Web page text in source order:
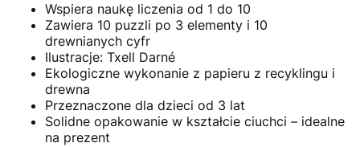
Wspiera naukę liczenia od 1 do 10
Zawiera 10 puzzli po 3 elementy i 10
drewnianych cyfr
Ilustracje: Txell Darné
Ekologiczne wykonanie z papieru z recyklingu i
drewna
Przeznaczone dla dzieci od 3 lat
Solidne opakowanie w kształcie ciuchci – idealne
na prezent